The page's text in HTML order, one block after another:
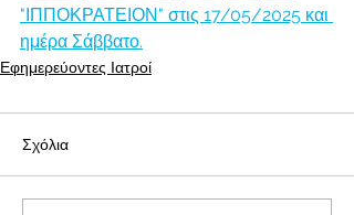
"ΙΠΠΟΚΡΑΤΕΙΟΝ" στις 17/05/2025 και
ημέρα Σάββατο.
Εφημερεύοντες Ιατροί
Σχόλια